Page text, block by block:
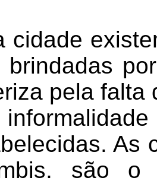
cidade
brindadas
pela falta
As
são o